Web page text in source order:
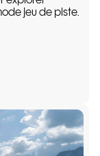
jeu de piste.